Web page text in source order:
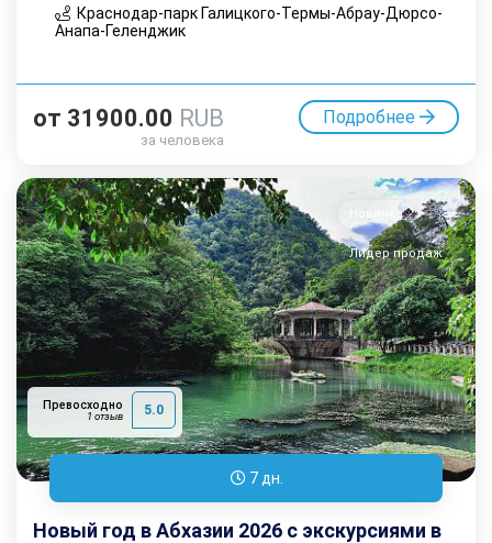
Краснодар-парк Галицкого-Термы-Абрау-Дюрсо-
Анапа-Геленджик
от 31900.00 RUB
за человека
Подробнее
Превосходно
1 отзыв 5.0
Новинка
Лидер продаж
7 дн.
Новый год в Абхазии 2026 с экскурсиями в